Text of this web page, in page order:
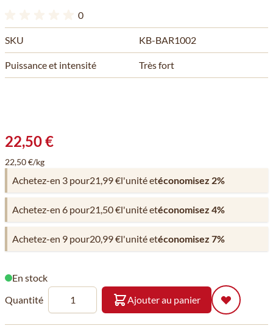
0
SKU KB-BAR1002
Puissance et intensité Très fort
22,50 €
22,50 €/kg
Achetez-en 3 pour21,99 €l'unité etéconomisez 2%
Achetez-en 6 pour21,50 €l'unité etéconomisez 4%
Achetez-en 9 pour20,99 €l'unité etéconomisez 7%
En stock
Quantité
Ajouter au panier